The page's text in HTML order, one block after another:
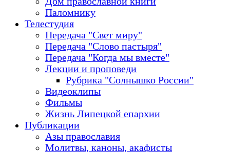
Паломнику
Телестудия
Передача "Свет миру"
Передача "Слово пастыря"
Передача "Когда мы вместе"
Лекции и проповеди
Рубрика "Солнышко России"
Видеоклипы
Фильмы
Жизнь Липецкой епархии
Публикации
Азы православия
Молитвы, каноны, акафисты